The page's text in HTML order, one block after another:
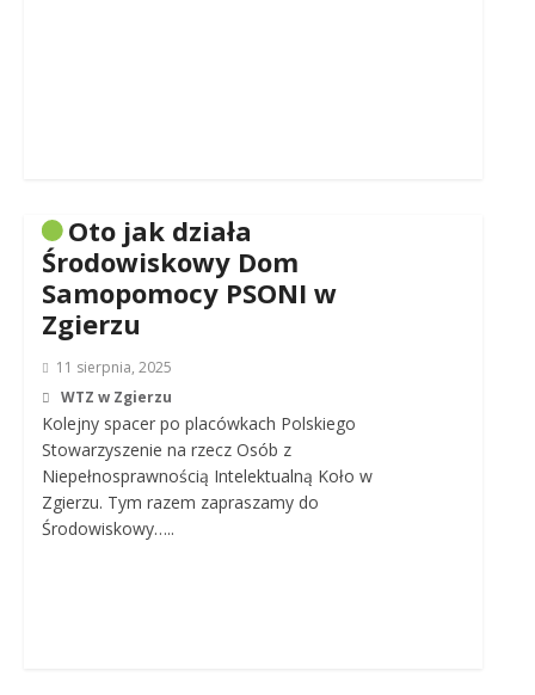
Oto jak działa
Środowiskowy Dom
Samopomocy PSONI w
Zgierzu
11 sierpnia, 2025
WTZ w Zgierzu
Kolejny spacer po placówkach Polskiego
Stowarzyszenie na rzecz Osób z
Niepełnosprawnością Intelektualną Koło w
Zgierzu. Tym razem zapraszamy do
Środowiskowy…..